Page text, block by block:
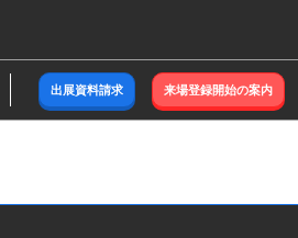
出展資料請求 来場登録開始の案内